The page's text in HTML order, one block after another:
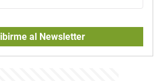
al Newsletter